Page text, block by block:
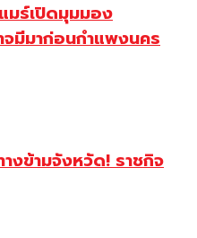
มร์เปิดมุมมอง
จมีมาก่อนกำแพงนคร
างข้ามจังหวัด! ราชกิจ